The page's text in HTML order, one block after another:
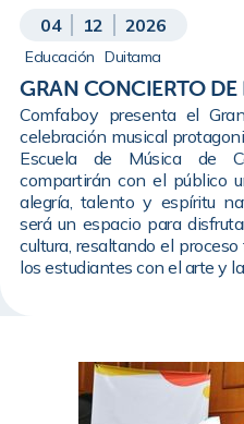
04 12 2026
Educación Duitama
GRAN CONCIERTO
Comfaboy presenta el
celebración musical
Escuela de Música de
compartirán con el público
alegría, talento y espíritu
será un espacio para
cultura, resaltando el
los estudiantes con el arte y